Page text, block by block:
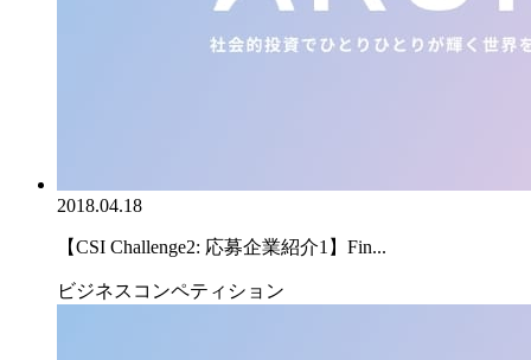
2018.04.18
【CSI Challenge2: 応募企業紹介1】Fin...
ビジネスコンペティション